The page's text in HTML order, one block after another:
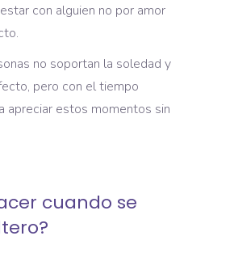
con alguien no por amor
no soportan la soledad y
pero con el tiempo
apreciar estos momentos sin
cuando se